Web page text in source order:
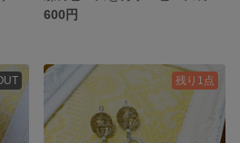
600円
残り1点